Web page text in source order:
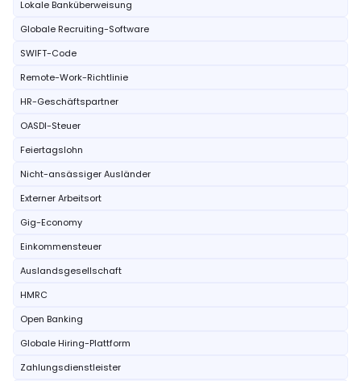
Lokale Banküberweisung
Globale Recruiting-Software
SWIFT-Code
Remote-Work-Richtlinie
HR-Geschäftspartner
OASDI-Steuer
Feiertagslohn
Nicht-ansässiger Ausländer
Externer Arbeitsort
Gig-Economy
Einkommensteuer
Auslandsgesellschaft
HMRC
Open Banking
Globale Hiring-Plattform
Zahlungsdienstleister